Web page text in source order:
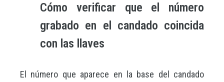
Cómo verificar que el número
grabado en el candado coincida
con las llaves
El número que aparece en la base del candado